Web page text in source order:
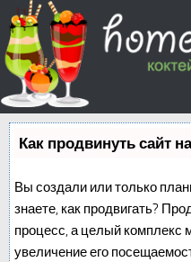
Как продвинуть сайт
Вы создали или только
знаете, как продвигать?
процесс, а целый комплекс
увеличение его